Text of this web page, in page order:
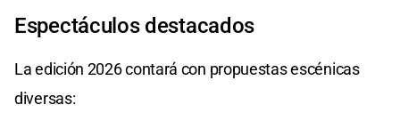
Espectáculos destacados
La edición 2026 contará con propuestas escénicas
diversas: